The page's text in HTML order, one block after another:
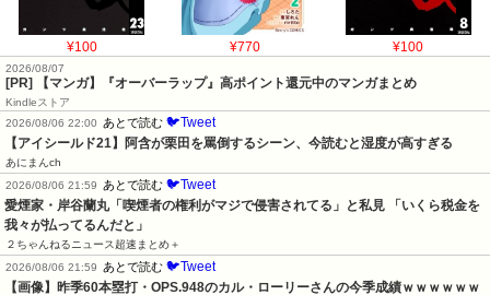
¥100 ¥770 ¥100
2026/08/07
[PR] 【マンガ】『オーバーラップ』高ポイント還元中のマンガまとめ
Kindleストア
2026/08/06 22:00
あとで読む 🐦Tweet
【アイシールド21】阿含が栗田を罵倒するシーン、今読むと湿度が高すぎる
あにまんch
2026/08/06 21:59
あとで読む 🐦Tweet
愛煙家・岸谷蘭丸「喫煙者の権利がマジで侵害されてる」と私見 「いくら税金を
我々が払ってるんだと」
２ちゃんねるニュース超速まとめ＋
2026/08/06 21:59
あとで読む 🐦Tweet
【画像】昨季60本塁打・OPS.948のカル・ローリーさんの今季成績ｗｗｗｗｗｗ